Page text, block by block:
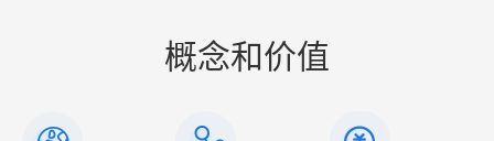
概念和价值